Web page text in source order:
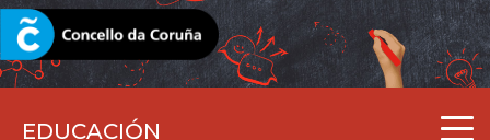
EDUCACIÓN
CORUNA.GAL